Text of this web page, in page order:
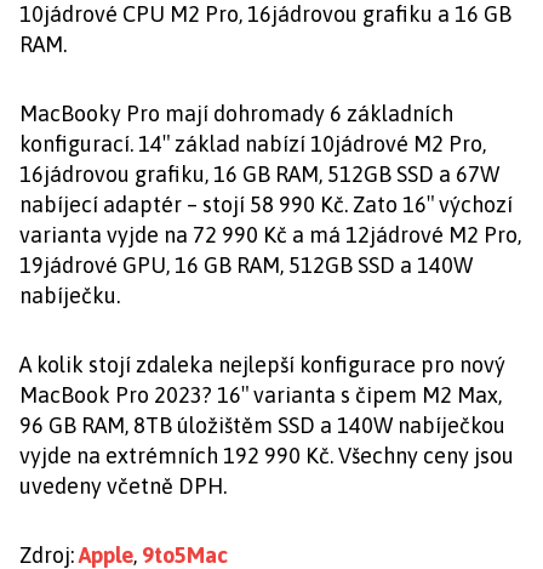
10jádrové CPU M2 Pro, 16jádrovou grafiku a 16 GB
RAM.
MacBooky Pro mají dohromady 6 základních
konfigurací. 14″ základ nabízí 10jádrové M2 Pro,
16jádrovou grafiku, 16 GB RAM, 512GB SSD a 67W
nabíjecí adaptér – stojí 58 990 Kč. Zato 16″ výchozí
varianta vyjde na 72 990 Kč a má 12jádrové M2 Pro,
19jádrové GPU, 16 GB RAM, 512GB SSD a 140W
nabíječku.
A kolik stojí zdaleka nejlepší konfigurace pro nový
MacBook Pro 2023? 16″ varianta s čipem M2 Max,
96 GB RAM, 8TB úložištěm SSD a 140W nabíječkou
vyjde na extrémních 192 990 Kč. Všechny ceny jsou
uvedeny včetně DPH.
Zdroj:Apple, 9to5Mac